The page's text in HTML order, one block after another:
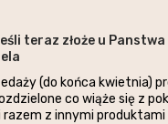
teraz złoże u
(do końca kwietnia)
co wiąże się z
razem z innymi